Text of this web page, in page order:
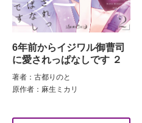
6年前からイジワル御曹司
に愛されっぱなしです ２
著者：古都りのと
原作者：麻生ミカリ